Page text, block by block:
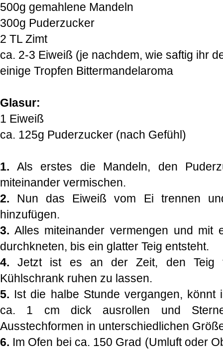
500g gemahlene Mandeln
300g Puderzucker
2 TL Zimt
ca. 2-3 Eiweiß (je nachdem, wie saftig ihr
einige Tropfen Bittermandelaroma
Glasur:
1 Eiweiß
ca. 125g Puderzucker (nach Gefühl)
1. Als erstes die Mandeln, den
miteinander vermischen.
2. Nun das Eiweiß vom Ei trennen
hinzufügen.
3. Alles miteinander vermengen und mit
durchkneten, bis ein glatter Teig entsteht.
4. Jetzt ist es an der Zeit, den Teig
Kühlschrank ruhen zu lassen.
5. Ist die halbe Stunde vergangen, könnt
ca. 1 cm dick ausrollen und
Ausstechformen in unterschiedlichen
6. Im Ofen bei ca. 150 Grad (Umluft oder